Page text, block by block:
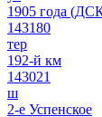
1905 года
143180
тер
192-й км
143021
ш
2-е Успенское